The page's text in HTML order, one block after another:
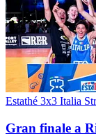
Estathé 3x3 Italia
Gran finale a